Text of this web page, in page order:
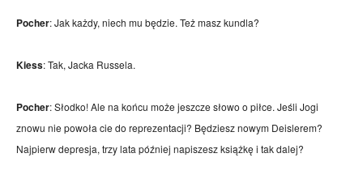
Pocher: Jak każdy, niech mu będzie. Też masz kundla?
Kiess: Tak, Jacka Russela.
Pocher: Słodko! Ale na końcu może jeszcze słowo o piłce. Jeśli Jogi
znowu nie powoła cie do reprezentacji? Będziesz nowym Deislerem?
Najpierw depresja, trzy lata później napiszesz książkę i tak dalej?